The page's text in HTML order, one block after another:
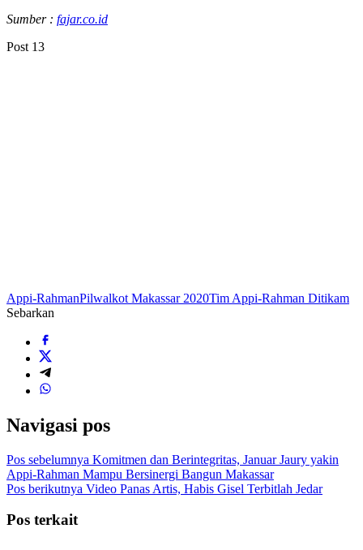
Sumber : fajar.co.id
Post 13
Appi-RahmanPilwalkot Makassar 2020Tim Appi-Rahman Ditikam
Sebarkan
Navigasi pos
Pos sebelumnya Komitmen dan Berintegritas, Januar Jaury yakin
Appi-Rahman Mampu Bersinergi Bangun Makassar
Pos berikutnya Video Panas Artis, Habis Gisel Terbitlah Jedar
Pos terkait